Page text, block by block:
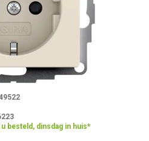
besteld, dinsdag in huis*